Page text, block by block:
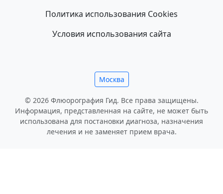
Политика использования Cookies
Условия использования сайта
Москва
© 2026 Флюорография Гид. Все права защищены.
Информация, представленная на сайте, не может быть
использована для постановки диагноза, назначения
лечения и не заменяет прием врача.